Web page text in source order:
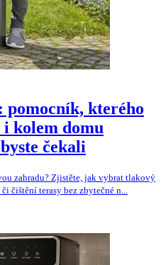
kterého
kolem domu
čekali
zahradu? Zjistěte, jak vybrat tlakový
čištění terasy bez zbytečné n...